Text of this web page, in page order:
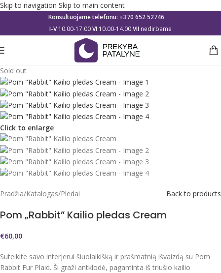
Skip to navigation Skip to main content
Konsultuojame telefonu: +370 652 52746
I-V10.00-17.00VI 10.00-14.00VII nedirbame
Sold out
Click to enlarge
Pradžia/Katalogas/Pledai Back to products
Pom „Rabbit” Kailio pledas Cream
€60,00
Suteikite savo interjerui šiuolaikišką ir prašmatnią išvaizdą su Pom
Rabbit Fur Plaid. Ši graži antklodė, pagaminta iš triušio kailio